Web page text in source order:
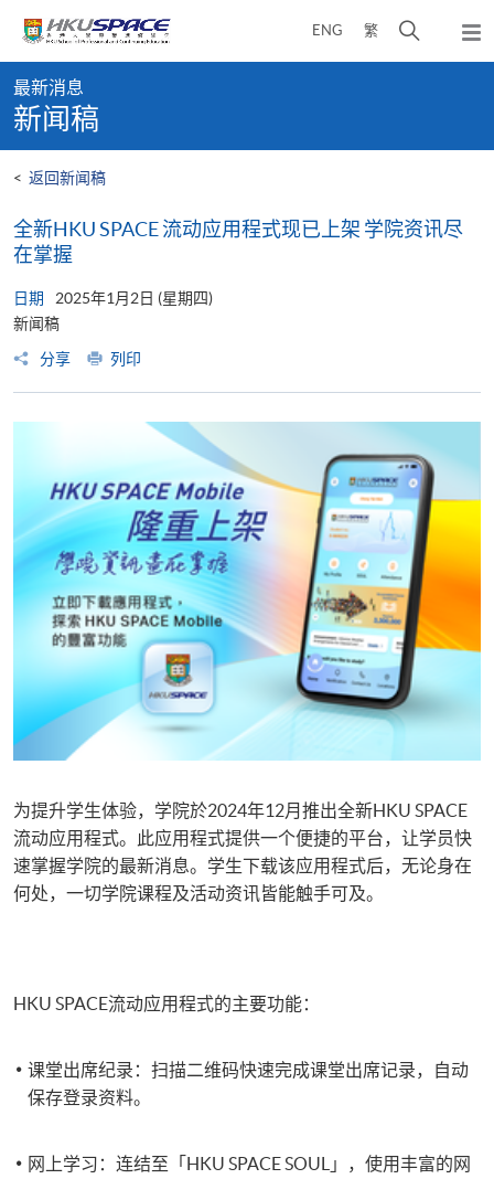
content
ENG 繁
开
弹
出
content
start
最新消息
新闻稿
< 返回新闻稿
全新HKU SPACE 流动应用程式现已上架 学院资讯尽
在掌握
日期
2025年1月2日 (星期四)
新闻稿
分享
列印
为提升学生体验，学院於2024年12月推出全新HKU SPACE
流动应用程式。此应用程式提供一个便捷的平台，让学员快
速掌握学院的最新消息。学生下载该应用程式后，无论身在
何处，一切学院课程及活动资讯皆能触手可及。
HKU SPACE流动应用程式的主要功能：
课堂出席纪录：扫描二维码快速完成课堂出席记录，自动
保存登录资料。
网上学习​：连结至「HKU SPACE SOUL」，使用丰富的网